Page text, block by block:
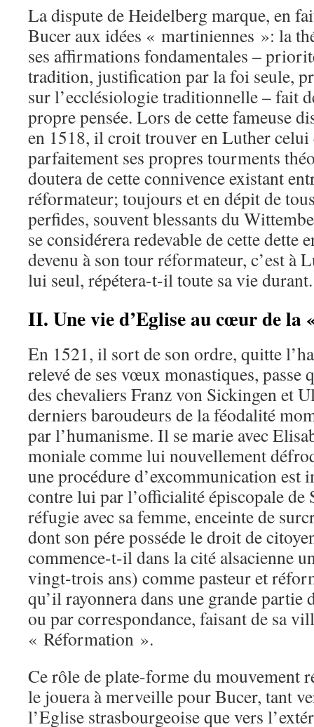
La dispute de Heidelberg marque, en
Bucer aux idées « martiniennes »: la
ses affirmations fondamentales –
tradition, justification par la foi seule,
sur l’ecclésiologie traditionnelle – fait
propre pensée. Lors de cette fameuse
en 1518, il croit trouver en Luther
parfaitement ses propres tourments
doutera de cette connivence existant
réformateur; toujours et en dépit de
perfides, souvent blessants du
se considérera redevable de cette dette
devenu à son tour réformateur, c’est à
lui seul, répétera-t-il toute sa vie durant.
II. Une vie d’Eglise au cœur de la
En 1521, il sort de son ordre, quitte
relevé de ses vœux monastiques, passe
des chevaliers Franz von Sickingen et
derniers baroudeurs de la féodalité
par l’humanisme. Il se marie avec
moniale comme lui nouvellement
une procédure d’excommunication est
contre lui par l’officialité épiscopale de
réfugie avec sa femme, enceinte de
dont son pére posséde le droit de
commence-t-il dans la cité alsacienne
vingt-trois ans) comme pasteur et
qu’il rayonnera dans une grande partie
ou par correspondance, faisant de sa
« Réformation ».
Ce rôle de plate-forme du mouvement
le jouera à merveille pour Bucer, tant
l’Eglise strasbourgeoise que vers